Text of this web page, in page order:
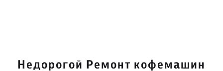
Недорогой Ремонт кофемашин